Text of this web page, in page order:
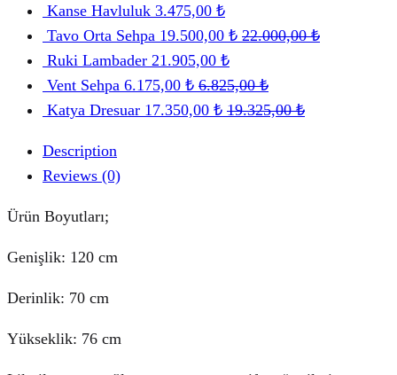
Kanse Havluluk 3.475,00 ₺
Tavo Orta Sehpa 19.500,00 ₺ 22.000,00₺
Ruki Lambader 21.905,00 ₺
Vent Sehpa 6.175,00 ₺ 6.825,00₺
Katya Dresuar 17.350,00 ₺ 19.325,00₺
Description
Reviews (0)
Ürün Boyutları;
Genişlik: 120 cm
Derinlik: 70 cm
Yükseklik: 76 cm